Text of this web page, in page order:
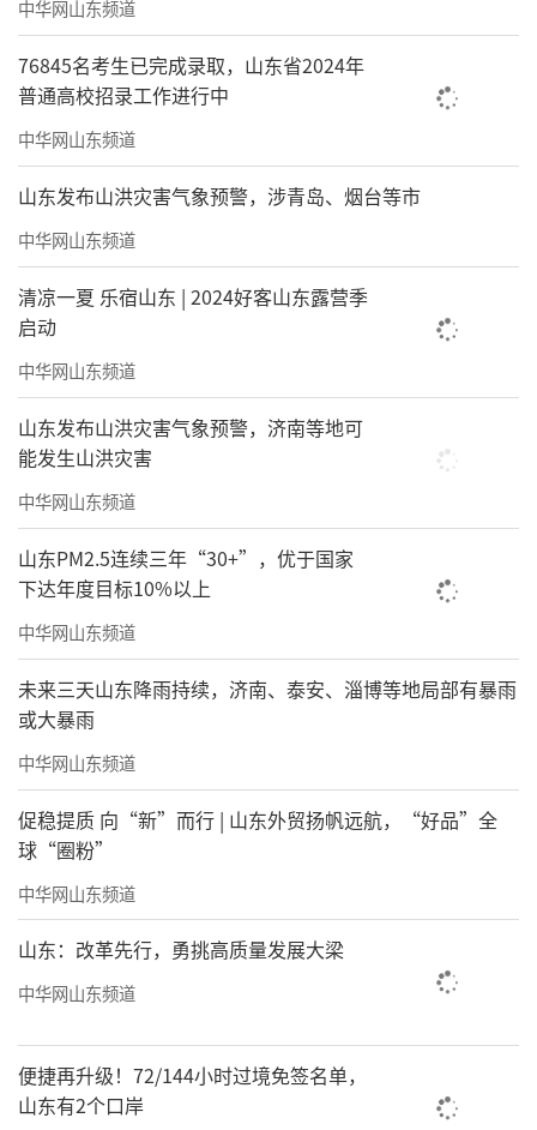
中华网山东频道
76845名考生已完成录取，山东省2024年
普通高校招录工作进行中
中华网山东频道
山东发布山洪灾害气象预警，涉青岛、烟台等市
中华网山东频道
清凉一夏 乐宿山东 | 2024好客山东露营季
启动
中华网山东频道
山东发布山洪灾害气象预警，济南等地可
能发生山洪灾害
中华网山东频道
山东PM2.5连续三年“30+”，优于国家
下达年度目标10%以上
中华网山东频道
未来三天山东降雨持续，济南、泰安、淄博等地局部有暴雨
或大暴雨
中华网山东频道
促稳提质 向“新”而行 | 山东外贸扬帆远航，“好品”全
球“圈粉”
中华网山东频道
山东：改革先行，勇挑高质量发展大梁
中华网山东频道
便捷再升级！72/144小时过境免签名单，
山东有2个口岸